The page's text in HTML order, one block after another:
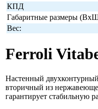
КПД
Габаритные размеры
Вес:
Ferroli
Настенный
вторичный из
гарантирует стабильную